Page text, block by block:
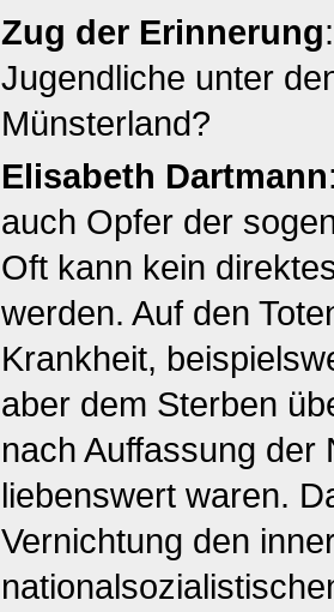
Zug der Erinnerung
Jugendliche unter
Münsterland?
Elisabeth Dartmann
auch Opfer der
Oft kann kein
werden. Auf den
Krankheit,
aber dem Sterben
nach Auffassung der
liebenswert waren.
Vernichtung den